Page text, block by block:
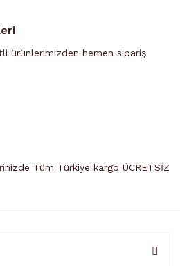
ürünlerimizden hemen sipariş
Tüm Türkiye kargo ÜCRETSİZ